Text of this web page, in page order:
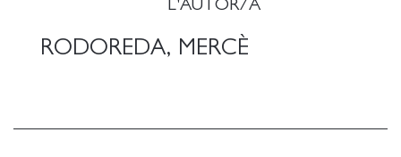
L'AUTOR/A
RODOREDA, MERCÈ